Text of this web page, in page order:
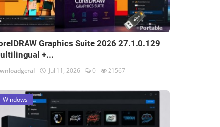
Graphics Suite 2026 27.1.0.129
+...
Jul 11, 2026 0 21567
Windows